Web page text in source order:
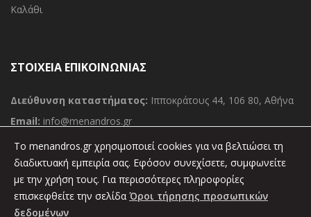
Καλάθι
ΣΤΟΙΧΕΙΑ ΕΠΙΚΟΙΝΩΝΙΑΣ
Διεύθυνση καταστήματος: Ιπποκράτους 44, 106 80, Αθήνα
Email: info@menandros.gr
Τηλ:(030) 210 36 11 000
Φαξ:(030) 210 36 34 389
To menandros.gr χρησιμοποιεί cookies για να βελτιώσει τη
διαδικτυακή εμπειρία σας. Εφόσον συνεχίσετε, συμφωνείτε
με την χρήση τους. Για περισσότερες πληροφορίες
επισκεφθείτε την σελίδα Όροι τήρησης προσωπικών
δεδομένων